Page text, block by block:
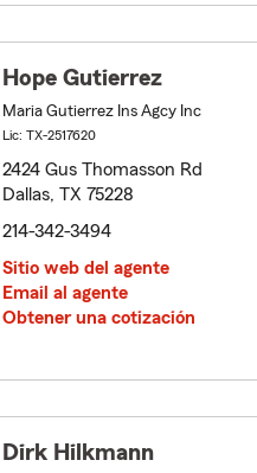
Hope Gutierrez
Maria Gutierrez Ins Agcy Inc
Lic: TX-2517620
2424 Gus Thomasson Rd
Dallas, TX 75228
214-342-3494
Sitio web del agente
Email al agente
Obtener una cotización
Dirk Hilkmann